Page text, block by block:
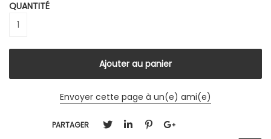
QUANTITÉ
Envoyer cette page à un(e) ami(e)
PARTAGER